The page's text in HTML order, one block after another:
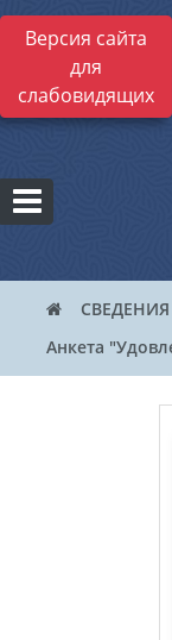
Версия сайта
для
слабовидящих
Анкета